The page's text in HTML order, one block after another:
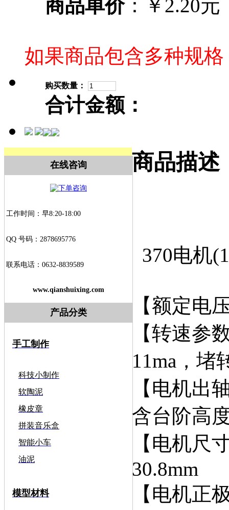
商品单价：￥2.20元
如果商品包含多种规
购买数量：
合计金额：
在线咨询
工作时间：早8:20-18:00
QQ 号码：2878695776
联系电话：0632-8839589
www.qianshuixing.com
产品分类
手工制作
科技小制作
软陶泥
橡皮章
拼装音乐盒
智能小车
油泥
模型材料
商品描述
370电机
【额定电
【转速参
11ma，堵
【电机出
含台阶高
【电机尺
30.8mm
【电机正